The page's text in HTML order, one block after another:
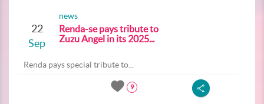
22
Sep
news
Renda-se pays tribute to
Zuzu Angel in its 2025...
Renda pays special tribute to...
9